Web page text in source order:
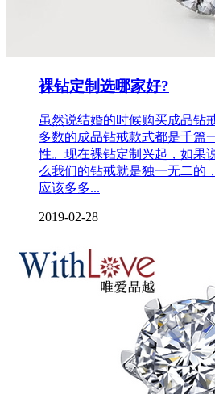
裸钻定制选哪家好?
虽然说结婚的时候购买成品钻
多数的成品钻戒款式都是千篇
性。现在裸钻定制兴起，如果
么我们的钻戒就是独一无二的
应该多多...
2019-02-28